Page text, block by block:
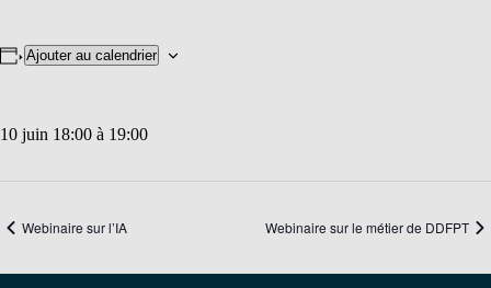
Ajouter au calendrier
10 juin 18:00 à 19:00
Webinaire sur l’IA Webinaire sur le métier de DDFPT